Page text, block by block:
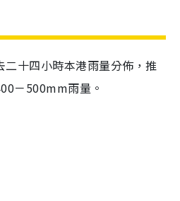
十四小時本港雨量分佈，推
－500mm雨量。